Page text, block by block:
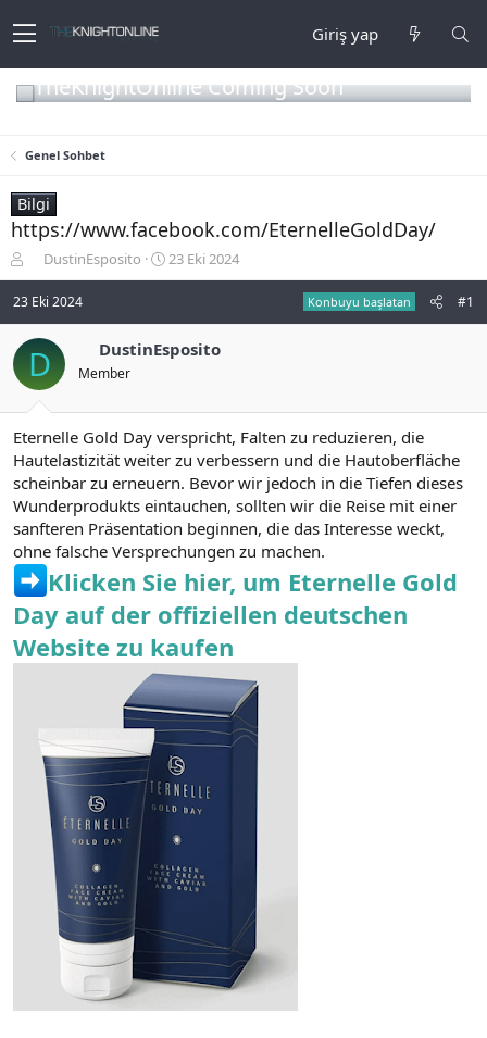
Giriş yap
TheKnightOnline Coming Soon
Genel Sohbet
Bilgi
https://www.facebook.com/EternelleGoldDay/
o
n
u
y
u
b
a
ş
l
a
t
a
n
DustinEsposito
B
a
n
ç
t
a
h
i
23 Eki 2024
23 Eki 2024 Konbuyu başlatan #1
D DustinEsposito
Member
Eternelle Gold Day verspricht, Falten zu reduzieren, die
Hautelastizität weiter zu verbessern und die Hautoberfläche
scheinbar zu erneuern. Bevor wir jedoch in die Tiefen dieses
Wunderprodukts eintauchen, sollten wir die Reise mit einer
sanfteren Präsentation beginnen, die das Interesse weckt,
ohne falsche Versprechungen zu machen.
Klicken Sie hier, um Eternelle Gold
Day auf der offiziellen deutschen
Website zu kaufen